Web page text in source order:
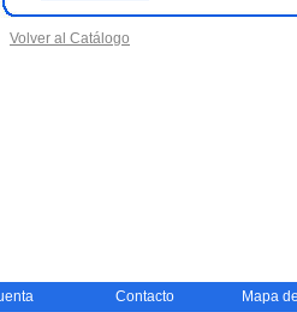
Volver al Catálogo
Contacto
Mapa